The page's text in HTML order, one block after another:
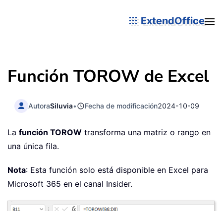
ExtendOffice
Función TOROW de Excel
AutoraSiluvia• Fecha de modificación2024-10-09
La función TOROW transforma una matriz o rango en
una única fila.
Nota: Esta función solo está disponible en Excel para
Microsoft 365 en el canal Insider.